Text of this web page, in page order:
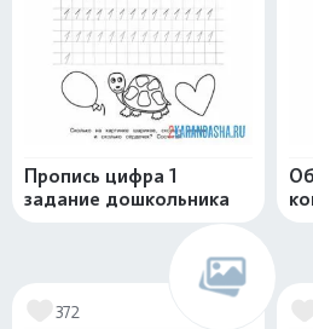
Пропись цифра 1
задание дошкольника
372